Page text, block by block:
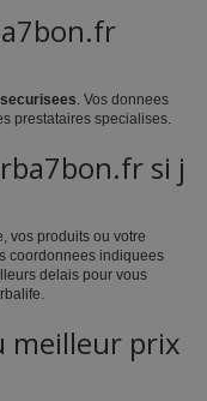
. Vos donnees
prestataires specialises.
si j
vos produits ou votre
coordonnees indiquees
delais pour vous
meilleur prix